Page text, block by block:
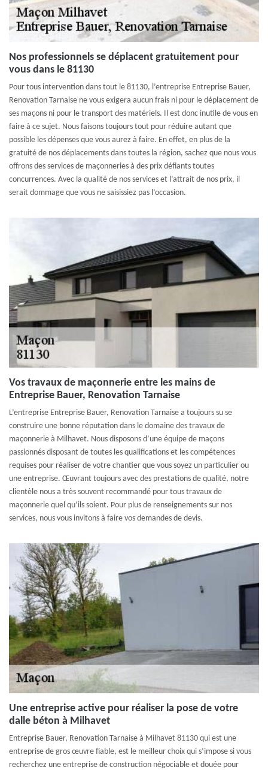
Nos professionnels se déplacent gratuitement pour
vous dans le 81130
Pour tous intervention dans tout le 81130, l’entreprise Entreprise Bauer,
Renovation Tarnaise ne vous exigera aucun frais ni pour le déplacement de
ses maçons ni pour le transport des matériels. Il est donc inutile de vous en
faire à ce sujet. Nous faisons toujours tout pour réduire autant que
possible les dépenses que vous aurez à faire. En effet, en plus de la
gratuité de nos déplacements dans toutes la région, sachez que nous vous
offrons des services de maçonneries à des prix défiants toutes
concurrences. Avec la qualité de nos services et l’attrait de nos prix, il
serait dommage que vous ne saisissiez pas l’occasion.
Vos travaux de maçonnerie entre les mains de
Entreprise Bauer, Renovation Tarnaise
L’entreprise Entreprise Bauer, Renovation Tarnaise a toujours su se
construire une bonne réputation dans le domaine des travaux de
maçonnerie à Milhavet. Nous disposons d’une équipe de maçons
passionnés disposant de toutes les qualifications et les compétences
requises pour réaliser de votre chantier que vous soyez un particulier ou
une entreprise. Œuvrant toujours avec des prestations de qualité, notre
clientèle nous a très souvent recommandé pour tous travaux de
maçonnerie quel qu’ils soient. Pour plus de renseignements sur nos
services, nous vous invitons à faire vos demandes de devis.
Une entreprise active pour réaliser la pose de votre
dalle béton à Milhavet
Entreprise Bauer, Renovation Tarnaise à Milhavet 81130 qui est une
entreprise de gros œuvre fiable, est le meilleur choix qui s’impose si vous
recherchez une entreprise de construction négociable et douée pour